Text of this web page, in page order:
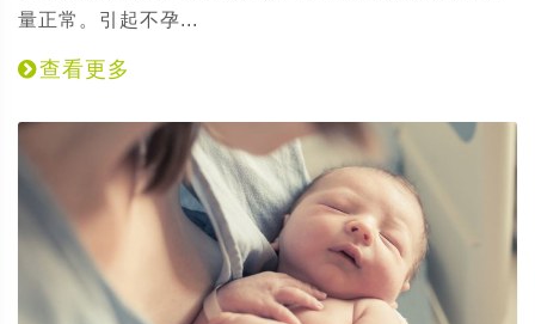
量正常。引起不孕...
查看更多